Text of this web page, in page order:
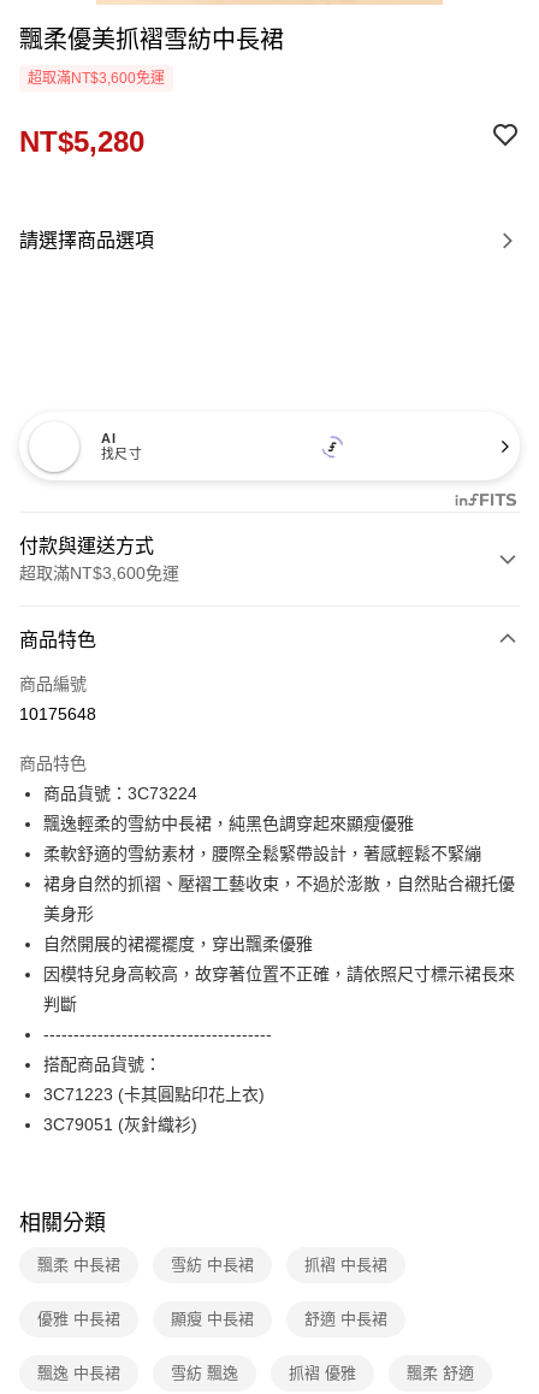
飄柔優美抓褶雪紡中長裙
超取滿NT$3,600免運
NT$5,280
請選擇商品選項
AI
找尺寸
付款與運送方式
超取滿NT$3,600免運
信用卡一次付款
信用卡分期付款
合作金庫商業銀行
華南商業銀行
上海商業儲蓄銀行
台北富邦商業銀行
國泰世華商業銀行
兆豐國際商業銀行
臺灣中小企業銀行
台中商業銀行
匯豐（台灣）商業銀行
聯邦商業銀行
元大商業銀行
永豐商業銀行
玉山商業銀行
星展（台灣）商業銀行
台新國際商業銀行
LINE Pay
Apple Pay
街口支付
AFTEE先享後付
相關說明
【關於「AFTEE先享後付」】
AFTEE先享後付是「在收到商品之後才付款」的支付方式。 讓您購物簡單
便利好安心！
１．簡單：不需註冊會員、不需綁卡、不需儲值。
２．便利：只要手機號碼，簡訊認證，即可結帳。
【「AFTEE先享後付」結帳流程】
３．收到繳費通知簡訊後14天內，點擊此簡訊中的連結，可透過四大超商／
ATM／網路銀行／等多元方式進行付款，方視為交易完成。
※ 請注意：結帳手續完成當下不需立刻繳費，但若您需要取消訂單，請聯絡
購買商品的店家。未經商家同意取消之訂單仍視為有效，需透過AFTEE先享
※ 交易是否成功請以「AFTEE先享後付 」之結帳頁面顯示為準，若有關於
客戶支援中心」
https://netprotections.freshdesk.com/support/home
付款後全家FamilyMart取貨
每筆NT$90，滿NT$3,600(含以上)免運費
每筆NT$90，滿NT$3,600(含以上)免運費
離島宅配 (蘭嶼恕不配送)
商品特色
商品編號
10175648
商品特色
商品貨號：3C73224
飄逸輕柔的雪紡中長裙，純黑色調穿起來顯瘦優雅
柔軟舒適的雪紡素材，腰際全鬆緊帶設計，著感輕鬆不緊繃
裙身自然的抓褶、壓褶工藝收束，不過於澎散，自然貼合襯托優
美身形
自然開展的裙襬襬度，穿出飄柔優雅
因模特兒身高較高，故穿著位置不正確，請依照尺寸標示裙長來
判斷
--------------------------------------
搭配商品貨號：
3C71223 (卡其圓點印花上衣)
3C79051 (灰針織衫)
相關分類
飄柔 中長裙 雪紡 中長裙 抓褶 中長裙
優雅 中長裙 顯瘦 中長裙 舒適 中長裙
飄逸 中長裙 雪紡 飄逸 抓褶 優雅 飄柔 舒適